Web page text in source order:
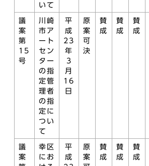
いて
議
案
第
15
号
川崎
市ア
ート
セン
ター
の指
定管
理者
の指
定に
つい
て
平
成
23
年
3
月
16
日
原
案
可
決
賛
成
賛
成
賛
成
議
案
幸区
にお
平
成
原
案
賛
成
賛
成
賛
成